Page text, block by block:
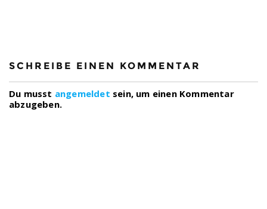
SCHREIBE EINEN KOMMENTAR
Du musst angemeldet sein, um einen Kommentar
abzugeben.